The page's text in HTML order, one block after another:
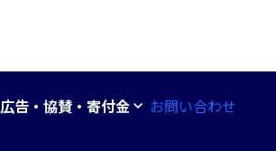
広告・協賛・寄付金 お問い合わせ